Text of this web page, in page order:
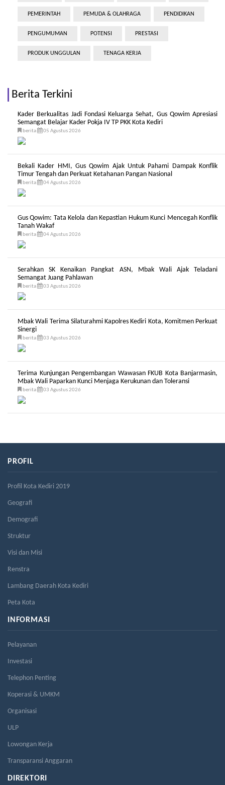
PEMERINTAH PEMUDA & OLAHRAGA PENDIDIKAN
PENGUMUMAN POTENSI PRESTASI
PRODUK UNGGULAN TENAGA KERJA
Berita Terkini
Kader Berkualitas Jadi Fondasi Keluarga Sehat, Gus Qowim Apresiasi
Semangat Belajar Kader Pokja IV TP PKK Kota Kediri
berita 05 Agustus 2026
Bekali Kader HMI, Gus Qowim Ajak Untuk Pahami Dampak Konflik
Timur Tengah dan Perkuat Ketahanan Pangan Nasional
berita 04 Agustus 2026
Gus Qowim: Tata Kelola dan Kepastian Hukum Kunci Mencegah Konflik
Tanah Wakaf
berita 04 Agustus 2026
Serahkan SK Kenaikan Pangkat ASN, Mbak Wali Ajak Teladani
Semangat Juang Pahlawan
berita 03 Agustus 2026
Mbak Wali Terima Silaturahmi Kapolres Kediri Kota, Komitmen Perkuat
Sinergi
berita 03 Agustus 2026
Terima Kunjungan Pengembangan Wawasan FKUB Kota Banjarmasin,
Mbak Wali Paparkan Kunci Menjaga Kerukunan dan Toleransi
berita 03 Agustus 2026
PROFIL
Profil Kota Kediri 2019
Geografi
Demografi
Struktur
Visi dan Misi
Renstra
Lambang Daerah Kota Kediri
Peta Kota
INFORMASI
Pelayanan
Investasi
Telephon Penting
Koperasi & UMKM
Organisasi
ULP
Lowongan Kerja
Transparansi Anggaran
DIREKTORI